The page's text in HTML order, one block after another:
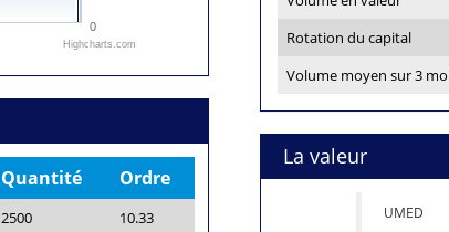
0
Highcharts.com
Quantité Ordre
2500
10.33
Rotation du capital
Volume moyen sur 3
La valeur
UMED